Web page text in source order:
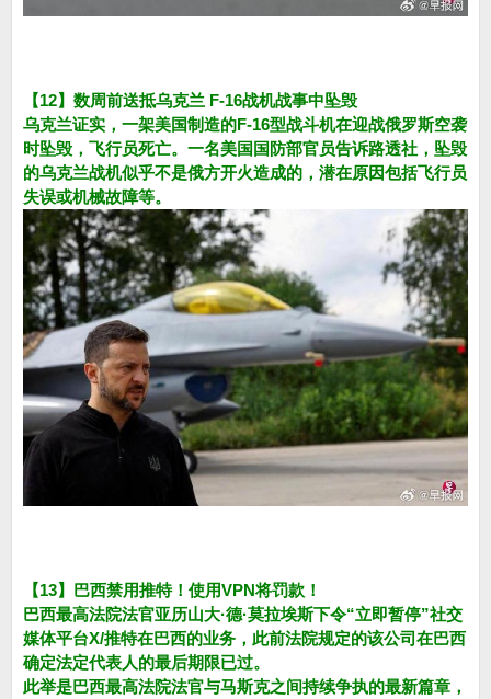
【12】数周前送抵乌克兰 F-16战机战事中坠毁
乌克兰证实，一架美国制造的F-16型战斗机在迎战俄罗斯空袭
时坠毁，飞行员死亡。一名美国国防部官员告诉路透社，坠毁
的乌克兰战机似乎不是俄方开火造成的，潜在原因包括飞行员
失误或机械故障等。
【13】巴西禁用推特！使用VPN将罚款！
巴西最高法院法官亚历山大·德·莫拉埃斯下令“立即暂停”社交
媒体平台X/推特在巴西的业务，此前法院规定的该公司在巴西
确定法定代表人的最后期限已过。
此举是巴西最高法院法官与马斯克之间持续争执的最新篇章，